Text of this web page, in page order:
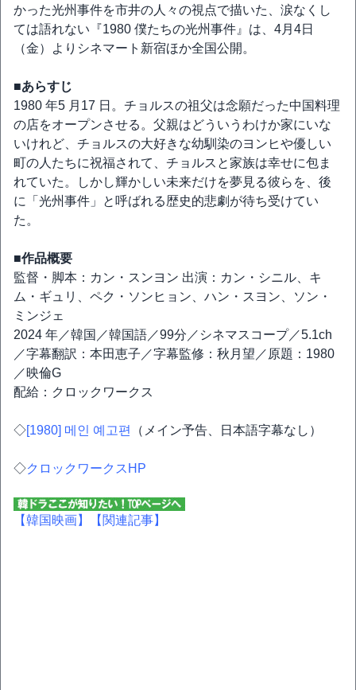
かった光州事件を市井の人々の視点で描いた、涙なくし
ては語れない『1980 僕たちの光州事件』は、4月4日
（金）よりシネマート新宿ほか全国公開。
■あらすじ
1980 年5 月17 日。チョルスの祖父は念願だった中国料理
の店をオープンさせる。父親はどういうわけか家にいな
いけれど、チョルスの大好きな幼馴染のヨンヒや優しい
町の人たちに祝福されて、チョルスと家族は幸せに包ま
れていた。しかし輝かしい未来だけを夢見る彼らを、後
に「光州事件」と呼ばれる歴史的悲劇が待ち受けてい
た。
■作品概要
監督・脚本：カン・スンヨン 出演：カン・シニル、キ
ム・ギュリ、ペク・ソンヒョン、ハン・スヨン、ソン・
ミンジェ
2024 年／韓国／韓国語／99分／シネマスコープ／5.1ch
／字幕翻訳：本田恵子／字幕監修：秋月望／原題：1980
／映倫G
配給：クロックワークス
◇[1980] 메인 예고편 （メイン予告、日本語字幕なし）
◇クロックワークスHP
【韓国映画】 【関連記事】